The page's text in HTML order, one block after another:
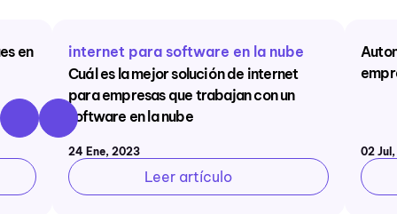
en
internet para software en la nube
Cuál es la mejor solución de internet
para empresas que trabajan con un
software en la nube
24 Ene, 2023
Leer artículo
02